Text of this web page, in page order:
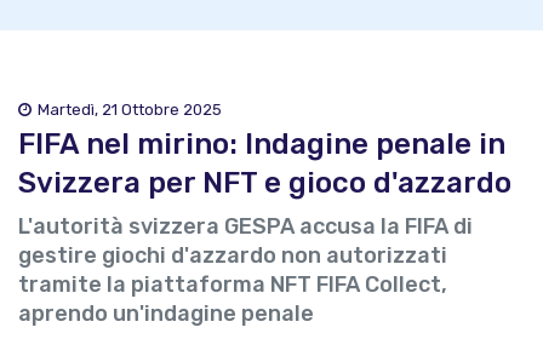
Martedì, 21 Ottobre 2025
FIFA nel mirino: Indagine penale in
Svizzera per NFT e gioco d'azzardo
L'autorità svizzera GESPA accusa la FIFA di
gestire giochi d'azzardo non autorizzati
tramite la piattaforma NFT FIFA Collect,
aprendo un'indagine penale